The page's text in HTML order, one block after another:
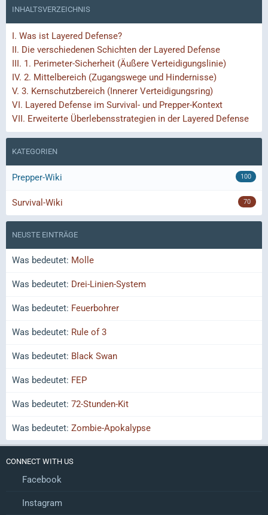
INHALTSVERZEICHNIS
I. Was ist Layered Defense?
II. Die verschiedenen Schichten der Layered Defense
III. 1. Perimeter-Sicherheit (Äußere Verteidigungslinie)
IV. 2. Mittelbereich (Zugangswege und Hindernisse)
V. 3. Kernschutzbereich (Innerer Verteidigungsring)
VI. Layered Defense im Survival- und Prepper-Kontext
VII. Erweiterte Überlebensstrategien in der Layered Defense
KATEGORIEN
Prepper-Wiki 100
Survival-Wiki 70
NEUSTE EINTRÄGE
Was bedeutet: Molle
Was bedeutet: Drei-Linien-System
Was bedeutet: Feuerbohrer
Was bedeutet: Rule of 3
Was bedeutet: Black Swan
Was bedeutet: FEP
Was bedeutet: 72-Stunden-Kit
Was bedeutet: Zombie-Apokalypse
CONNECT WITH US
Facebook
Instagram